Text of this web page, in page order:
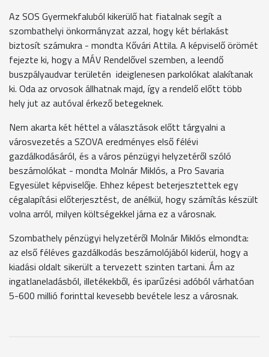
Az SOS Gyermekfaluból kikerülő hat fiatalnak segít a
szombathelyi önkormányzat azzal, hogy két bérlakást
biztosít számukra - mondta Kővári Attila. A képviselő örömét
fejezte ki, hogy a MÁV Rendelővel szemben, a leendő
buszpályaudvar területén ideiglenesen parkolókat alakítanak
ki. Oda az orvosok állhatnak majd, így a rendelő előtt több
hely jut az autóval érkező betegeknek.
Nem akarta két héttel a választások előtt tárgyalni a
városvezetés a SZOVA eredményes első félévi
gazdálkodásáról, és a város pénzügyi helyzetéről szóló
beszámolókat - mondta Molnár Miklós, a Pro Savaria
Egyesület képviselője. Ehhez képest beterjesztettek egy
cégalapítási előterjesztést, de anélkül, hogy számítás készült
volna arról, milyen költségekkel járna ez a városnak.
Szombathely pénzügyi helyzetéről Molnár Miklós elmondta:
az első féléves gazdálkodás beszámolójából kiderül, hogy a
kiadási oldalt sikerült a tervezett szinten tartani. Ám az
ingatlaneladásból, illetékekből, és iparűzési adóból várhatóan
5-600 millió forinttal kevesebb bevétele lesz a városnak.